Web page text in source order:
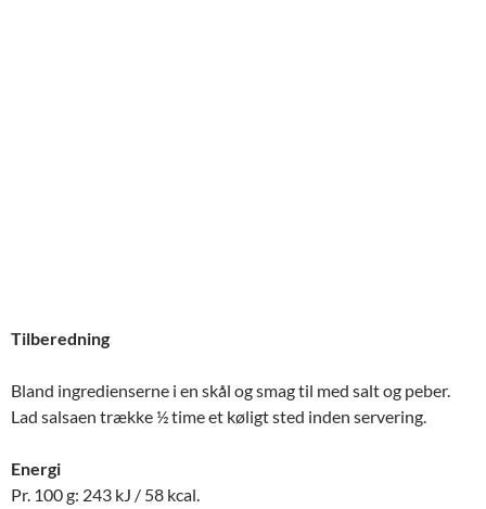
Tilberedning
Bland ingredienserne i en skål og smag til med salt og peber.
Lad salsaen trække ½ time et køligt sted inden servering.
Energi
Pr. 100 g: 243 kJ / 58 kcal.